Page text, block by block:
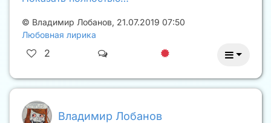
© Владимир Лобанов, 21.07.2019 07:50
Любовная лирика
2
Владимир Лобанов